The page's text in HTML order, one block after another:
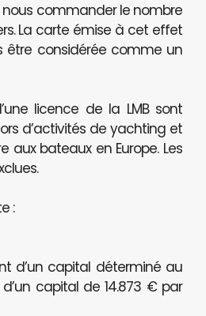
nous commander le nombre
La carte émise à cet effet
considérée comme un
licence de la LMB sont
d’activités de yachting et
aux bateaux en Europe. Les
:
d’un capital déterminé au
capital de 14.873 € par